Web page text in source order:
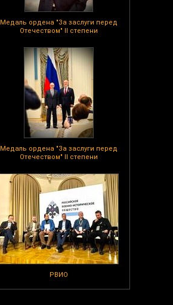
Медаль ордена "За заслуги перед
Отечеством" II степени
Медаль ордена "За заслуги перед
Отечеством" II степени
РВИО